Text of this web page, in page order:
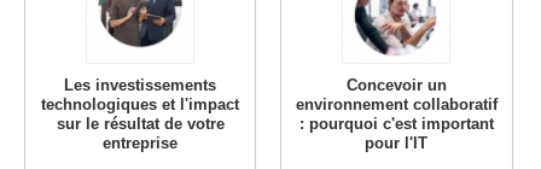
Les investissements
technologiques et l'impact
sur le résultat de votre
entreprise
Concevoir un
environnement collaboratif
: pourquoi c'est important
pour l'IT